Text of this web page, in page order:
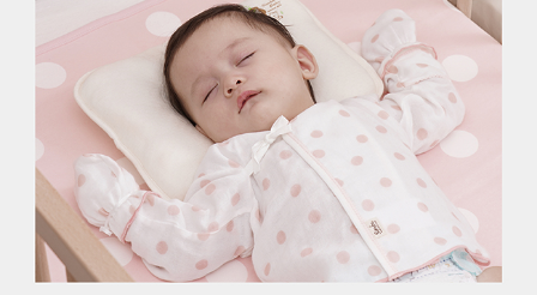
權轉讓予恩沛科技股份有限公司。
２．關於個人資料處理事宜，請瀏覽以下網址：
https://aftee.tw/terms/#terms3
３．未成年的使用者請事先徵得法定代理人或監護人之同意方可使用
「AFTEE先享後付」，若未經同意申辦者引起之損失，本公司不負相關責
４．使用「AFTEE先享後付」時，將依據個別帳號之用戶狀況，依本公司即
時審查核予不同之上限額度；若仍有額度不足之情形，本公司將視審查結果
請求用戶進行身份認證。
５．嚴禁一人註冊多個帳號或使用他人資訊註冊。若發現惡意使用之情形，
恩沛科技股份有限公司將有權停止該用戶之使用額度並採取法律行動。